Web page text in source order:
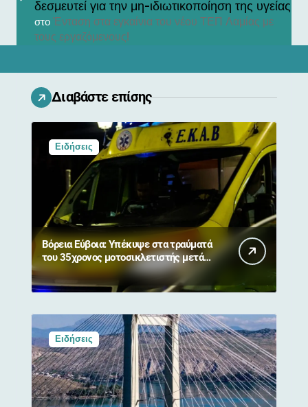
δεσμευτεί για την μη-ιδιωτικοποίηση της υγείας
στο Ένταση στα εγκαίνια του νέου ΤΕΠ Λαμίας με
τους εργαζόμενους!
Διαβάστε επίσης
Ειδήσεις
Βόρεια Εύβοια: Υπέκυψε στα τραύματά
του 35χρονος μοτοσικλετιστής μετά
από σύγκρουση με αγριογούρουνο
Ειδήσεις